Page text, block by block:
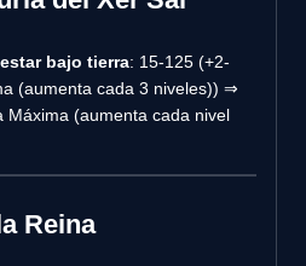
bajo tierra: 15-125 (+2-
(aumenta cada 3 niveles)) ⇒
Máxima (aumenta cada nivel
Reina